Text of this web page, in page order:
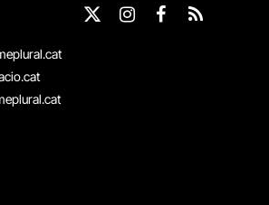
X
Instagram
Facebook
RSS